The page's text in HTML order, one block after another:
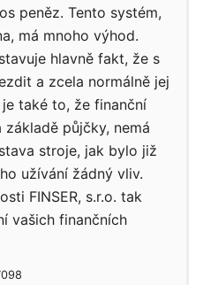
peněz. Tento systém,
má mnoho výhod.
hlavně fakt, že s
a zcela normálně jej
také to, že finanční
půjčky, nemá
stroje, jak bylo již
užívání žádný vliv.
FINSER, s.r.o. tak
vašich finančních